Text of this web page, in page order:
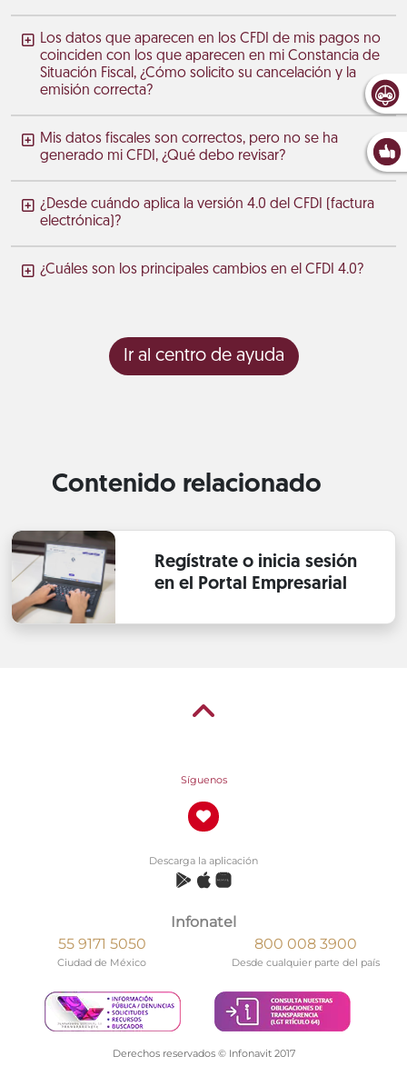
Los datos que aparecen en los CFDI de mis pagos no
coinciden con los que aparecen en mi Constancia de
Situación Fiscal, ¿Cómo solicito su cancelación y la
emisión correcta?
Mis datos fiscales son correctos, pero no se ha
generado mi CFDI, ¿Qué debo revisar?
¿Desde cuándo aplica la versión 4.0 del CFDI (factura
electrónica)?
¿Cuáles son los principales cambios en el CFDI 4.0?
Ir al centro de ayuda
Contenido relacionado
Regístrate o inicia sesión
en el Portal Empresarial
Síguenos
Descarga la aplicación
Infonatel
55 9171 5050
Ciudad de México
800 008 3900
Desde cualquier parte del país
Derechos reservados © Infonavit 2017